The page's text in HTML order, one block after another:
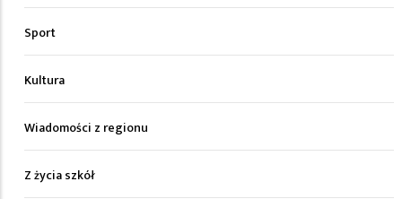
Sport
Kultura
Wiadomości z regionu
Z życia szkół